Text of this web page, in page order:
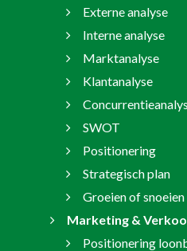
Externe analyse
Interne analyse
Marktanalyse
Klantanalyse
SWOT
Positionering
Strategisch plan
Groeien of snoeien
Marketing &
Positionering